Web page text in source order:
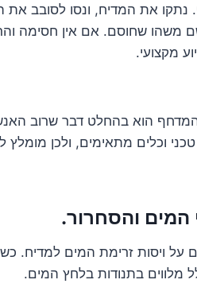
נתקו את המדיח, ונסו לסובב
משהו שחוסם. אם אין חסימה
מקצועי.
הוא בהחלט דבר שרוב
וכלים מתאימים, ולכן מומלץ
ויסות זרימת המים למדיח.
מלווים בתנודות בלחץ המים.